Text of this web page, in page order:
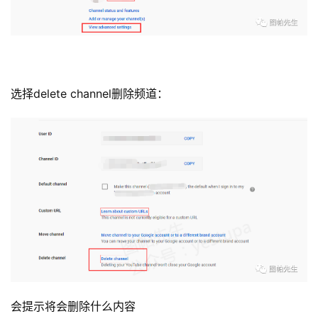
选择delete channel删除频道：
会提示将会删除什么内容